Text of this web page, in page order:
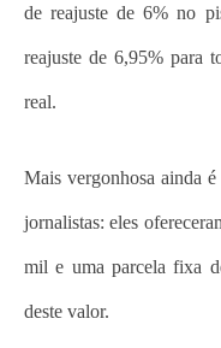
de reajuste de 6% no
reajuste de 6,95% para
real.
Mais vergonhosa ainda
jornalistas: eles
mil e uma parcela fixa
deste valor.